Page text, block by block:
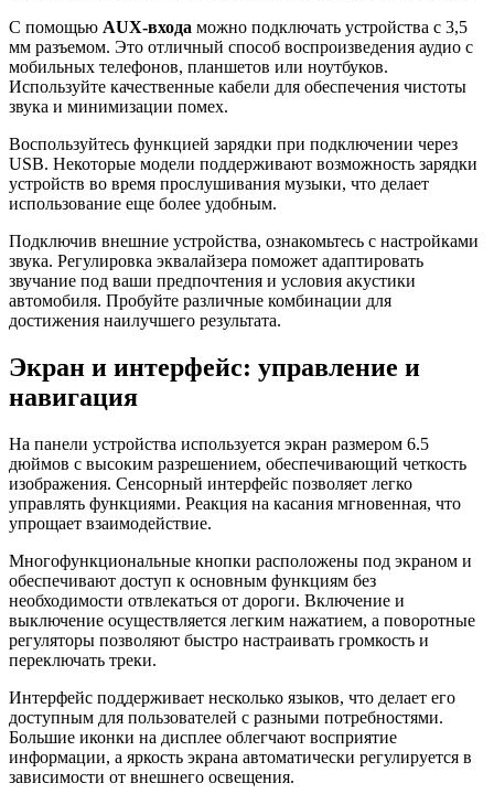
С помощью AUX-входа можно подключать устройства с 3,5
мм разъемом. Это отличный способ воспроизведения аудио с
мобильных телефонов, планшетов или ноутбуков.
Используйте качественные кабели для обеспечения чистоты
звука и минимизации помех.
Воспользуйтесь функцией зарядки при подключении через
USB. Некоторые модели поддерживают возможность зарядки
устройств во время прослушивания музыки, что делает
использование еще более удобным.
Подключив внешние устройства, ознакомьтесь с настройками
звука. Регулировка эквалайзера поможет адаптировать
звучание под ваши предпочтения и условия акустики
автомобиля. Пробуйте различные комбинации для
достижения наилучшего результата.
Экран и интерфейс: управление и
навигация
На панели устройства используется экран размером 6.5
дюймов с высоким разрешением, обеспечивающий четкость
изображения. Сенсорный интерфейс позволяет легко
управлять функциями. Реакция на касания мгновенная, что
упрощает взаимодействие.
Многофункциональные кнопки расположены под экраном и
обеспечивают доступ к основным функциям без
необходимости отвлекаться от дороги. Включение и
выключение осуществляется легким нажатием, а поворотные
регуляторы позволяют быстро настраивать громкость и
переключать треки.
Интерфейс поддерживает несколько языков, что делает его
доступным для пользователей с разными потребностями.
Большие иконки на дисплее облегчают восприятие
информации, а яркость экрана автоматически регулируется в
зависимости от внешнего освещения.